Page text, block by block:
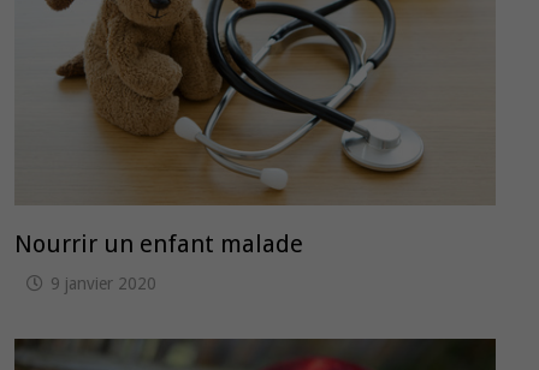
Nourrir un enfant malade
9 janvier 2020